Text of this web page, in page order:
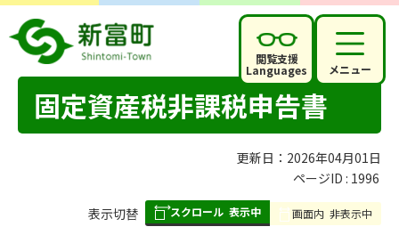
閲覧支援
Languages メニュー
固定資産税非課税申告書
更新日：2026年04月01日
ページID : 1996
表
表示切替 スクロール 表示中 画面内 非表示中